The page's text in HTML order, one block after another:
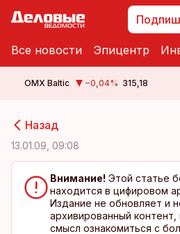
Все новости Эпицентр
OMX Baltic −0,04% 315,18
Назад
13.01.09, 09:08
Внимание! Этой статье
находится в цифировом
Издание не обновляет и
архивированный
смысл ознакомиться с